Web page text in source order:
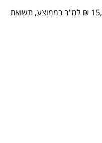
הדירות באזור נמכרות במחיר של 15,000 ₪ למ"ר בממוצע, תשואת